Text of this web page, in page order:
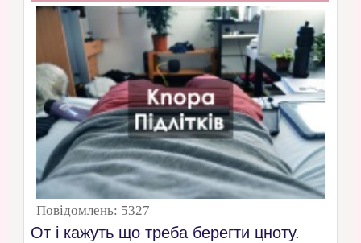
Повідомлень: 5327
От і кажуть що треба берегти цноту.